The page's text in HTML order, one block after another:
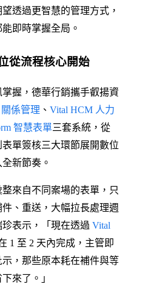
透過更智慧的管理方式，
即時掌握全局。
從流程核心開始
握，德華行銷攜手叡揚資
係管理 、 Vital HCM 人力
智慧表單三套系統，從
單簽核三大環節展開數位
新節奏。
整來自不同案場的表單，只
、重送，大幅拉長處理週
表示，「現在透過 Vital
1 至 2 天內完成，主管即
，那些原本耗在補件與等
來了。」